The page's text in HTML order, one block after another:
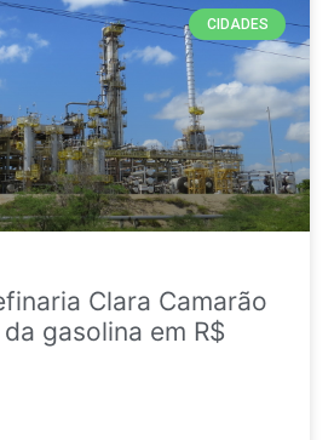
CIDADES
Clara Camarão
gasolina em R$